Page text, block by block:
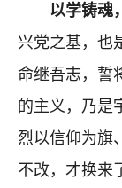
以学铸魂
兴党之基，也
命继吾志，誓
的主义，乃是
烈以信仰为旗
不改，才换来